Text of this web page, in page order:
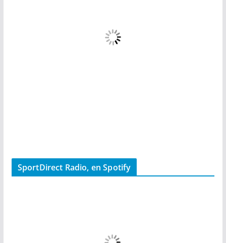
SportDirect Radio, en Spotify